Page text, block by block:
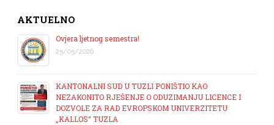
AKTUELNO
Ovjera ljetnog semestra!
25/05/2026
KANTONALNI SUD U TUZLI PONIŠTIO KAO
NEZAKONITO RJEŠENJE O ODUZIMANJU LICENCE I
DOZVOLE ZA RAD EVROPSKOM UNIVERZITETU
„KALLOS“ TUZLA